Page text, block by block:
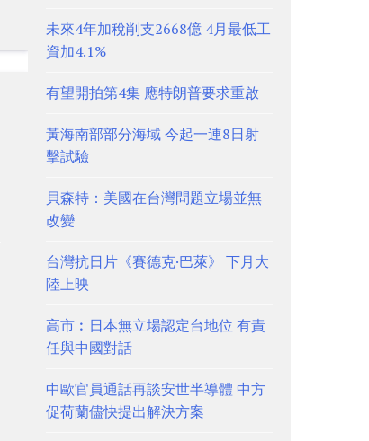
未來4年加稅削支2668億 4月最低工
資加4.1%
有望開拍第4集 應特朗普要求重啟
黃海南部部分海域 今起一連8日射
擊試驗
貝森特：美國在台灣問題立場並無
改變
台灣抗日片《賽德克·巴萊》 下月大
陸上映
高市︰日本無立場認定台地位 有責
任與中國對話
中歐官員通話再談安世半導體 中方
促荷蘭儘快提出解決方案